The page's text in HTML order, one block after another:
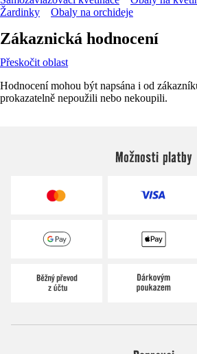
Žardinky
Obaly na orchideje
Zákaznická hodnocení
Přeskočit oblast
Hodnocení mohou být napsána i od
prokazatelně nepoužili nebo nekoupili.
Možnosti platby